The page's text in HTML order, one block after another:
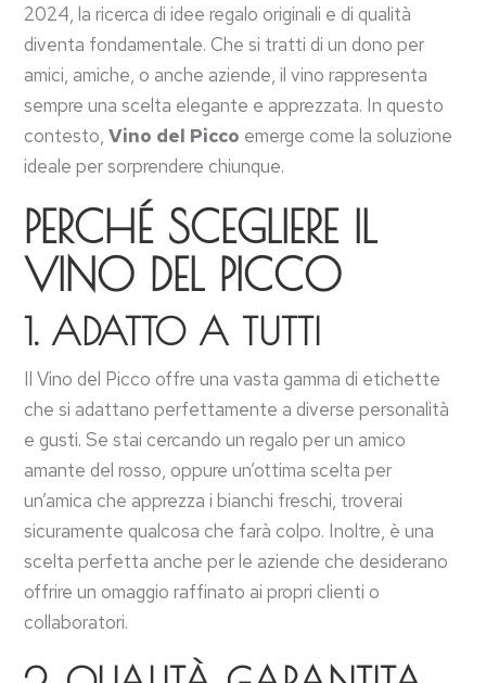
2024, la ricerca di idee regalo originali e di qualità
diventa fondamentale. Che si tratti di un dono per
amici, amiche, o anche aziende, il vino rappresenta
sempre una scelta elegante e apprezzata. In questo
contesto,Vino del Picco emerge come la soluzione
ideale per sorprendere chiunque.
PERCHÉ SCEGLIERE IL
VINO DEL PICCO
1. ADATTO A TUTTI
Il Vino del Picco offre una vasta gamma di etichette
che si adattano perfettamente a diverse personalità
e gusti. Se stai cercando un regalo per un amico
amante del rosso, oppure un’ottima scelta per
un’amica che apprezza i bianchi freschi, troverai
sicuramente qualcosa che farà colpo. Inoltre, è una
scelta perfetta anche per le aziende che desiderano
offrire un omaggio raffinato ai propri clienti o
collaboratori.